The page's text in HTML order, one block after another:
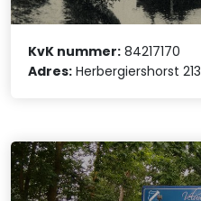
KvK nummer: 84217170
Adres: Herbergiershorst 213